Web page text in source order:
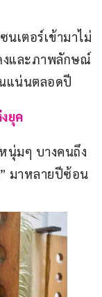
เตอร์เข้ามาไม่
งและภาพลักษณ์
แน่นตลอดปี
ยุค
นุ่มๆ บางคนถึง
มาหลายปีซ้อน